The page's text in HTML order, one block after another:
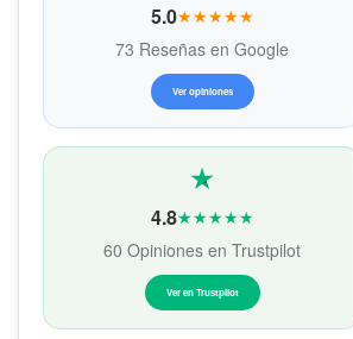
5.0★★★★★
73 Reseñas en Google
Ver opiniones
4.8★★★★★
60 Opiniones en Trustpilot
Ver en Trustpilot